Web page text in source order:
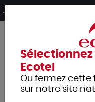
Livraison offerte dès
Ecotel
Ou fermez
sur notre site
Panneau de gestion